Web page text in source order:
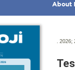
About
. 2026;